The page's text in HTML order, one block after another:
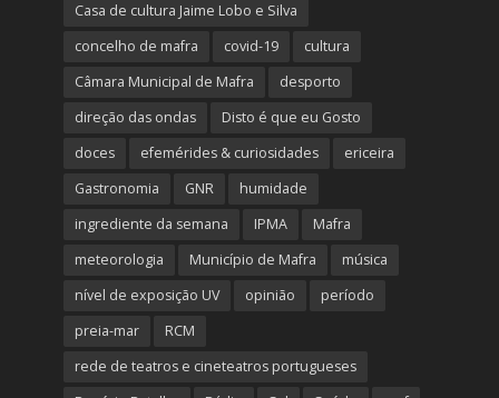
Casa de cultura Jaime Lobo e Silva
concelho de mafra
covid-19
cultura
Câmara Municipal de Mafra
desporto
direção das ondas
Disto é que eu Gosto
doces
efemérides & curiosidades
ericeira
Gastronomia
GNR
humidade
ingrediente da semana
IPMA
Mafra
meteorologia
Município de Mafra
música
nível de exposição UV
opinião
período
preia-mar
RCM
rede de teatros e cineteatros portugueses